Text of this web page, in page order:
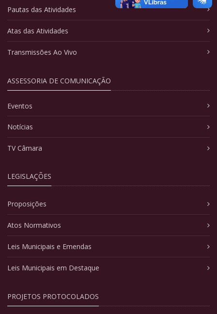
Pautas das Atividades
Atas das Atividades
Transmissões Ao Vivo
ASSESSORIA DE COMUNICAÇÃO
Eventos
Notícias
TV Câmara
LEGISLAÇÕES
Proposições
Atos Normativos
Leis Municipais e Emendas
Leis Municipais em Destaque
PROJETOS PROTOCOLADOS